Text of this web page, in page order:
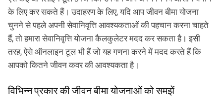
के लिए कर सकते हैं। उदाहरण के लिए, यदि आप जीवन बीमा योजना
चुनने से पहले अपनी सेवानिवृत्ति आवश्यकताओं की पहचान करना चाहते
हैं, तो हमारा सेवानिवृत्ति योजना कैलकुलेटर मदद कर सकता है। इसी
तरह, ऐसे ऑनलाइन टूल भी हैं जो यह गणना करने में मदद करते हैं कि
आपको कितने जीवन कवर की आवश्यकता है।
विभिन्न प्रकार की जीवन बीमा योजनाओं को समझें